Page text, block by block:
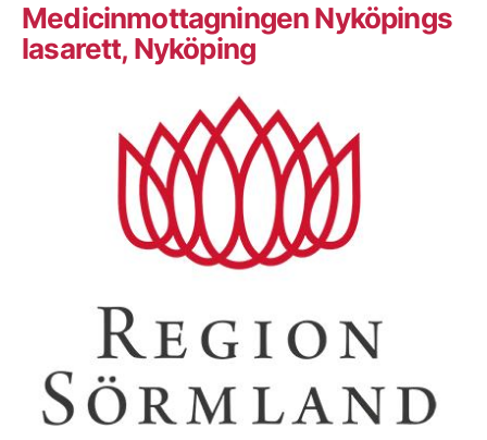
Medicinmottagningen Nyköpings
lasarett, Nyköping